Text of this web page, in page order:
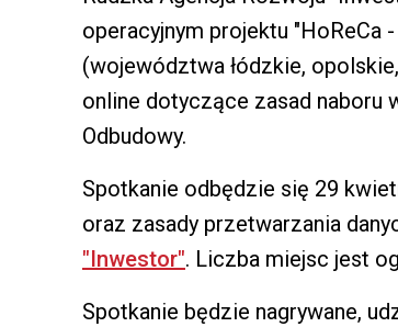
operacyjnym projektu "HoReCa
(województwa łódzkie,
online dotyczące zasad naboru
Odbudowy.
Spotkanie odbędzie się 29
oraz zasady przetwarzania
"Inwestor". Liczba miejsc jest
Spotkanie będzie nagrywane,